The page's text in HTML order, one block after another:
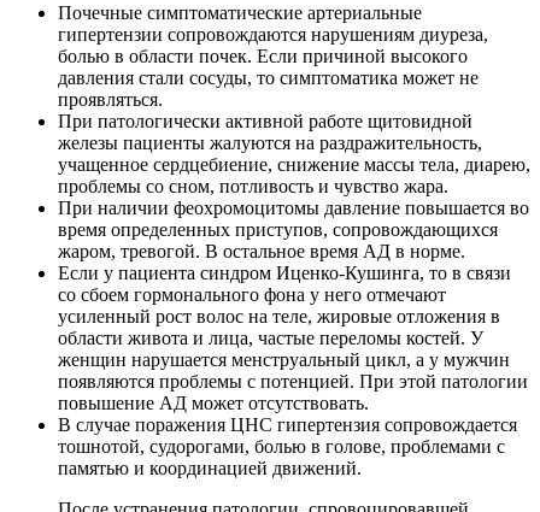
Почечные симптоматические артериальные
гипертензии сопровождаются нарушениям диуреза,
болью в области почек. Если причиной высокого
давления стали сосуды, то симптоматика может не
проявляться.
При патологически активной работе щитовидной
железы пациенты жалуются на раздражительность,
учащенное сердцебиение, снижение массы тела, диарею,
проблемы со сном, потливость и чувство жара.
При наличии феохромоцитомы давление повышается во
время определенных приступов, сопровождающихся
жаром, тревогой. В остальное время АД в норме.
Если у пациента синдром Иценко-Кушинга, то в связи
со сбоем гормонального фона у него отмечают
усиленный рост волос на теле, жировые отложения в
области живота и лица, частые переломы костей. У
женщин нарушается менструальный цикл, а у мужчин
появляются проблемы с потенцией. При этой патологии
повышение АД может отсутствовать.
В случае поражения ЦНС гипертензия сопровождается
тошнотой, судорогами, болью в голове, проблемами с
памятью и координацией движений.